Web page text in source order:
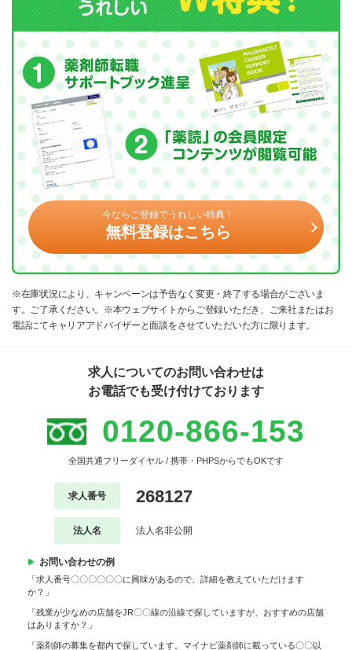
今ならご登録でうれしい特典！
無料登録はこちら
※在庫状況により、キャンペーンは予告なく変更・終了する場合がございま
す。ご了承ください。※本ウェブサイトからご登録いただき、ご来社またはお
電話にてキャリアアドバイザーと面談をさせていただいた方に限ります。
求人についてのお問い合わせは
お電話でも受け付けております
0120-866-153
全国共通フリーダイヤル / 携帯・PHPSからでもOKです
求人番号 268127
法人名 法人名非公開
お問い合わせの例
「求人番号〇〇〇〇〇〇に興味があるので、詳細を教えていただけます
か？」
「残業が少なめの店舗をJR〇〇線の沿線で探していますが、おすすめの店舗
はありますか？」
「薬剤師の募集を都内で探しています。マイナビ薬剤師に載っている〇〇以